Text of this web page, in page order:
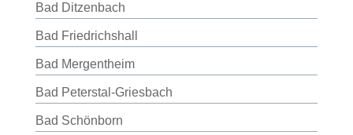
Bad Ditzenbach
Bad Friedrichshall
Bad Mergentheim
Bad Peterstal-Griesbach
Bad Schönborn